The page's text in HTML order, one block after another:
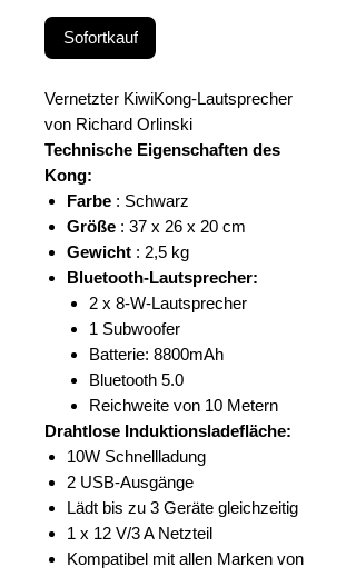
Sofortkauf
Vernetzter KiwiKong-Lautsprecher
von Richard Orlinski
Technische Eigenschaften des
Kong:
Farbe : Schwarz
Größe : 37 x 26 x 20 cm
Gewicht : 2,5 kg
Bluetooth-Lautsprecher:
2 x 8-W-Lautsprecher
1 Subwoofer
Batterie: 8800mAh
Bluetooth 5.0
Reichweite von 10 Metern
Drahtlose Induktionsladefläche:
10W Schnellladung
2 USB-Ausgänge
Lädt bis zu 3 Geräte gleichzeitig
1 x 12 V/3 A Netzteil
Kompatibel mit allen Marken von